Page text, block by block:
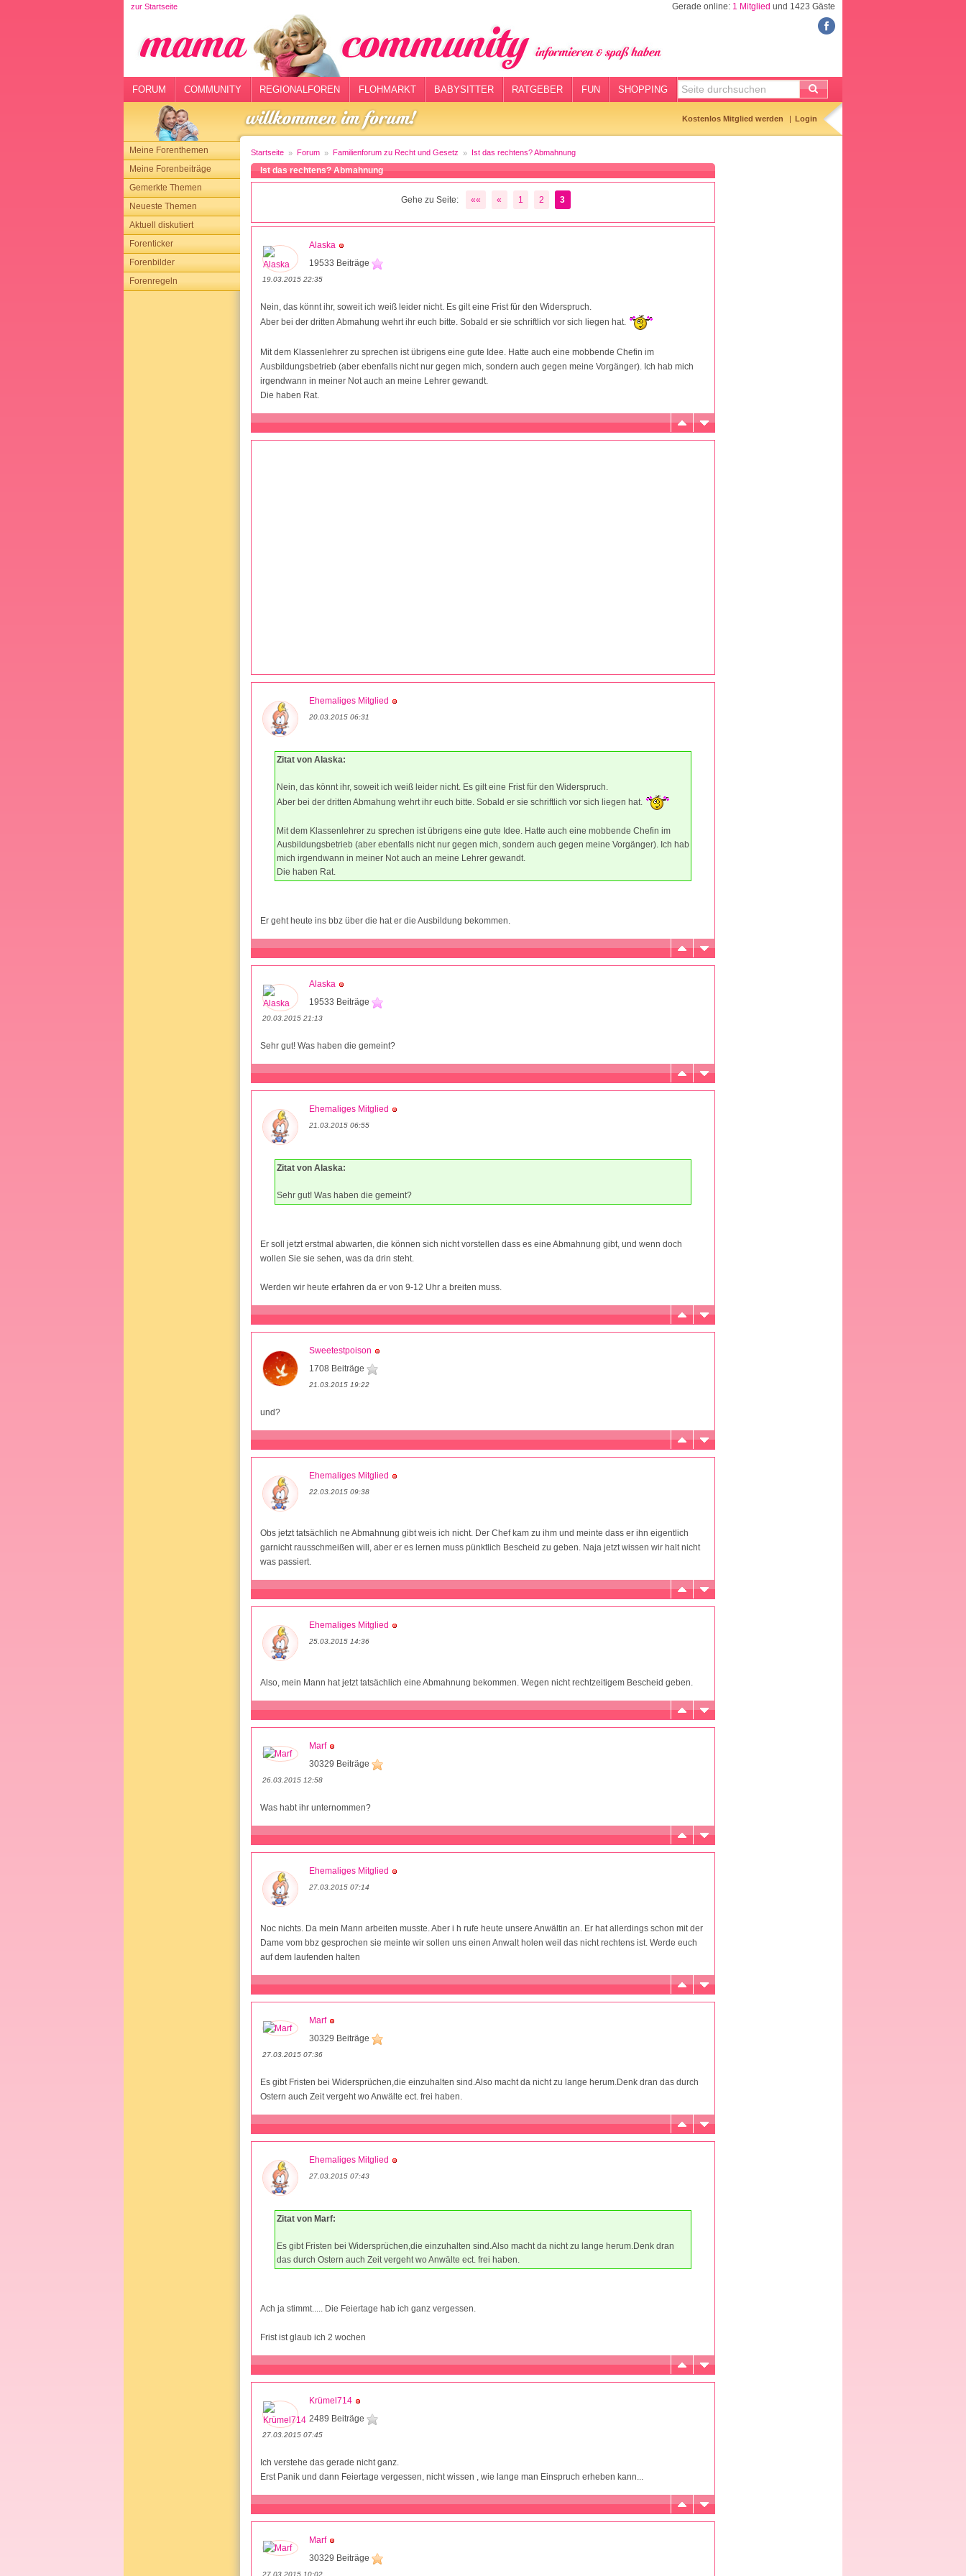
zur Startseite Gerade online: 1 Mitglied und 1423 Gäste
FORUM COMMUNITY REGIONALFOREN FLOHMARKT BABYSITTER RATGEBER FUN SHOPPING
Kostenlos Mitglied werden Login
Meine Forenthemen
Meine Forenbeiträge
Gemerkte Themen
Neueste Themen
Aktuell diskutiert
Forenticker
Forenbilder
Forenregeln
Startseite Forum Familienforum zu Recht und Gesetz Ist das rechtens? Abmahnung
Ist das rechtens? Abmahnung
Gehe zu Seite: «« « 1 2 3
Alaska
19533 Beiträge
19.03.2015 22:35
Nein, das könnt ihr, soweit ich weiß leider nicht. Es gilt eine Frist für den Widerspruch.
Aber bei der dritten Abmahung wehrt ihr euch bitte. Sobald er sie schriftlich vor sich liegen hat.
Mit dem Klassenlehrer zu sprechen ist übrigens eine gute Idee. Hatte auch eine mobbende Chefin im
Ausbildungsbetrieb (aber ebenfalls nicht nur gegen mich, sondern auch gegen meine Vorgänger). Ich hab mich
irgendwann in meiner Not auch an meine Lehrer gewandt.
Die haben Rat.
Ehemaliges Mitglied
20.03.2015 06:31
Zitat von Alaska:
Nein, das könnt ihr, soweit ich weiß leider nicht. Es gilt eine Frist für den Widerspruch.
Aber bei der dritten Abmahung wehrt ihr euch bitte. Sobald er sie schriftlich vor sich liegen hat.
Mit dem Klassenlehrer zu sprechen ist übrigens eine gute Idee. Hatte auch eine mobbende Chefin im
Ausbildungsbetrieb (aber ebenfalls nicht nur gegen mich, sondern auch gegen meine Vorgänger). Ich hab
mich irgendwann in meiner Not auch an meine Lehrer gewandt.
Die haben Rat.
Er geht heute ins bbz über die hat er die Ausbildung bekommen.
Alaska
19533 Beiträge
20.03.2015 21:13
Sehr gut! Was haben die gemeint?
Ehemaliges Mitglied
21.03.2015 06:55
Zitat von Alaska:
Sehr gut! Was haben die gemeint?
Er soll jetzt erstmal abwarten, die können sich nicht vorstellen dass es eine Abmahnung gibt, und wenn doch
wollen Sie sie sehen, was da drin steht.
Werden wir heute erfahren da er von 9-12 Uhr a breiten muss.
Sweetestpoison
1708 Beiträge
21.03.2015 19:22
und?
Ehemaliges Mitglied
22.03.2015 09:38
Obs jetzt tatsächlich ne Abmahnung gibt weis ich nicht. Der Chef kam zu ihm und meinte dass er ihn eigentlich
garnicht rausschmeißen will, aber er es lernen muss pünktlich Bescheid zu geben. Naja jetzt wissen wir halt nicht
was passiert.
Ehemaliges Mitglied
25.03.2015 14:36
Also, mein Mann hat jetzt tatsächlich eine Abmahnung bekommen. Wegen nicht rechtzeitigem Bescheid geben.
Marf
30329 Beiträge
26.03.2015 12:58
Was habt ihr unternommen?
Ehemaliges Mitglied
27.03.2015 07:14
Noc nichts. Da mein Mann arbeiten musste. Aber i h rufe heute unsere Anwältin an. Er hat allerdings schon mit der
Dame vom bbz gesprochen sie meinte wir sollen uns einen Anwalt holen weil das nicht rechtens ist. Werde euch
auf dem laufenden halten
Marf
30329 Beiträge
27.03.2015 07:36
Es gibt Fristen bei Widersprüchen,die einzuhalten sind.Also macht da nicht zu lange herum.Denk dran das durch
Ostern auch Zeit vergeht wo Anwälte ect. frei haben.
Ehemaliges Mitglied
27.03.2015 07:43
Zitat von Marf:
Es gibt Fristen bei Widersprüchen,die einzuhalten sind.Also macht da nicht zu lange herum.Denk dran
das durch Ostern auch Zeit vergeht wo Anwälte ect. frei haben.
Ach ja stimmt..... Die Feiertage hab ich ganz vergessen.
Frist ist glaub ich 2 wochen
Krümel714
2489 Beiträge
27.03.2015 07:45
Ich verstehe das gerade nicht ganz.
Erst Panik und dann Feiertage vergessen, nicht wissen , wie lange man Einspruch erheben kann...
Marf
30329 Beiträge
27.03.2015 10:02